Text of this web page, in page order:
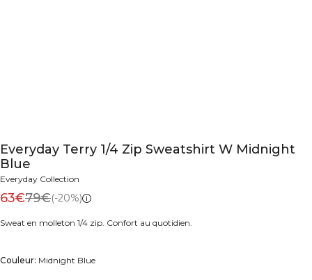
Everyday Terry 1/4 Zip Sweatshirt W Midnight
Blue
Everyday Collection
63€79€(-20%)
Sweat en molleton 1/4 zip. Confort au quotidien.
Couleur: Midnight Blue